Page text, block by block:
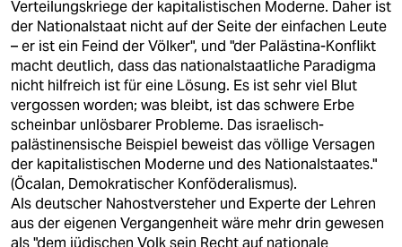
Verteilungskriege der kapitalistischen Moderne. Daher ist
der Nationalstaat nicht auf der Seite der einfachen Leute
– er ist ein Feind der Völker", und "der Palästina-Konflikt
macht deutlich, dass das nationalstaatliche Paradigma
nicht hilfreich ist für eine Lösung. Es ist sehr viel Blut
vergossen worden; was bleibt, ist das schwere Erbe
scheinbar unlösbarer Probleme. Das israelisch-
palästinensische Beispiel beweist das völlige Versagen
der kapitalistischen Moderne und des Nationalstaates."
(Öcalan, Demokratischer Konföderalismus).
Als deutscher Nahostversteher und Experte der Lehren
aus der eigenen Vergangenheit wäre mehr drin gewesen
als "dem jüdischen Volk sein Recht auf nationale